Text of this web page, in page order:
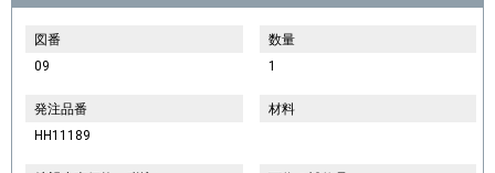
図番
09
数量
1
発注品番
HH11189
材料